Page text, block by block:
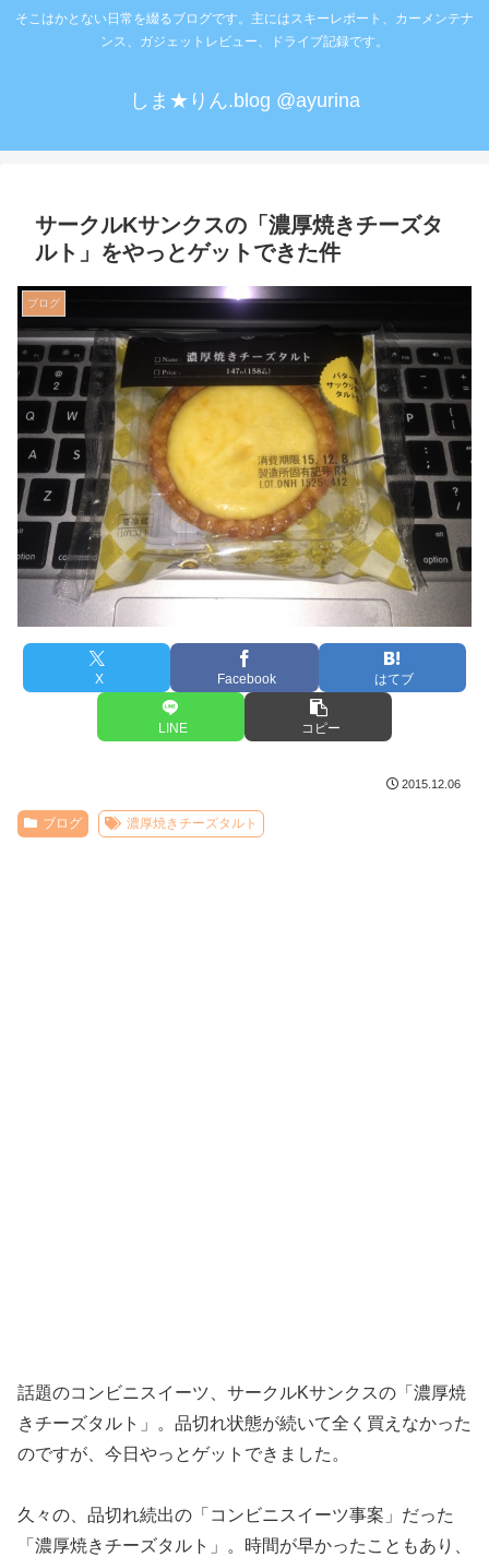
そこはかとない日常を綴るブログです。主にはスキーレポート、カーメンテナ
ンス、ガジェットレビュー、ドライブ記録です。
しま★りん.blog @ayurina
サークルKサンクスの「濃厚焼きチーズタ
ルト」をやっとゲットできた件
ブログ
X Facebook はてブ
LINE コピー
2015.12.06
ブログ 濃厚焼きチーズタルト
話題のコンビニスイーツ、サークルKサンクスの「濃厚焼
きチーズタルト」。品切れ状態が続いて全く買えなかった
のですが、今日やっとゲットできました。
久々の、品切れ続出の「コンビニスイーツ事案」だった
「濃厚焼きチーズタルト」。時間が早かったこともあり、